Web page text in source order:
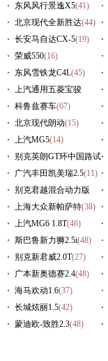
东风风行景逸X5(41)
北京现代全新胜达(44)
长安马自达CX-5(19)
荣威550(16)
东风雪铁龙C4L(45)
上汽通用五菱宝骏
630(16)
科鲁兹赛车(67)
北京现代朗动(15)
上汽MG5(14)
别克英朗GT环中国路试
(54)
广汽丰田凯美瑞2.5(11)
别克君越混合动力版
(14)
上海大众新帕萨特(38)
上汽MG6 1.8T(46)
斯巴鲁新力狮2.5i(48)
别克新君威2.0T(27)
广本新奥德赛2.4(48)
海马欢动1.6(37)
长城炫丽1.5(42)
蒙迪欧-致胜2.3(48)